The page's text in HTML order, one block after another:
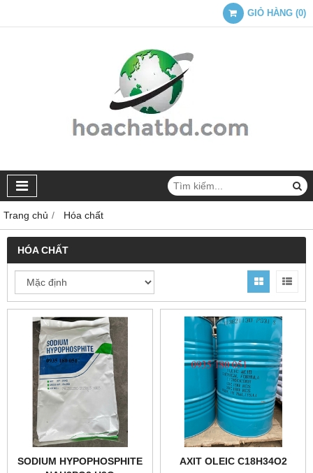
GIỎ HÀNG (0)
Trang chủ Hóa chất
HÓA CHẤT
SODIUM HYPOPHOSPHITE
AXIT OLEIC C18H34O2